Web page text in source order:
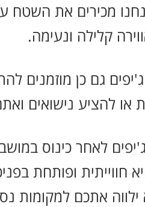
מכירים את השטח
קלילה ונעימה.
גם כן מוזמנים
או להציע נישואים
לאחר כינוס
חווייתית ופותחת
ילווה אתכם למקומות